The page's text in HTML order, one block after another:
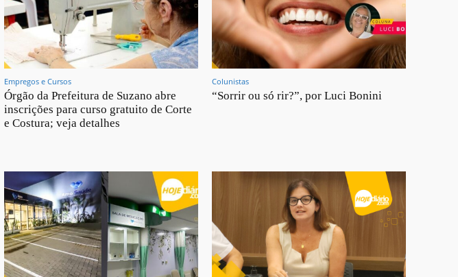
Empregos e Cursos
Órgão da Prefeitura de Suzano abre
inscrições para curso gratuito de Corte
e Costura; veja detalhes
Colunistas
“Sorrir ou só rir?”, por Luci Bonini